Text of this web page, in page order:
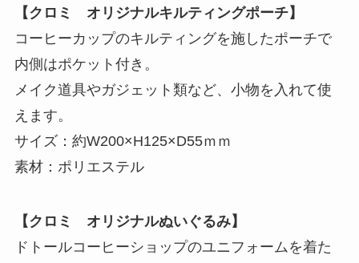
【クロミ オリジナルキルティングポーチ】
コーヒーカップのキルティングを施したポーチで
内側はポケット付き。
メイク道具やガジェット類など、小物を入れて使
えます。
サイズ：約W200×H125×D55ｍｍ
素材：ポリエステル
【クロミ オリジナルぬいぐるみ】
ドトールコーヒーショップのユニフォームを着た